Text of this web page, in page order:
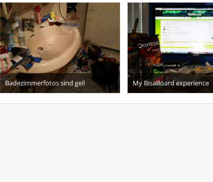
Badezimmerfotos sind geil
16. April 2016
2
My BisaBoard experience
25. Juli 2015
7